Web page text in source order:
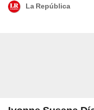
La República